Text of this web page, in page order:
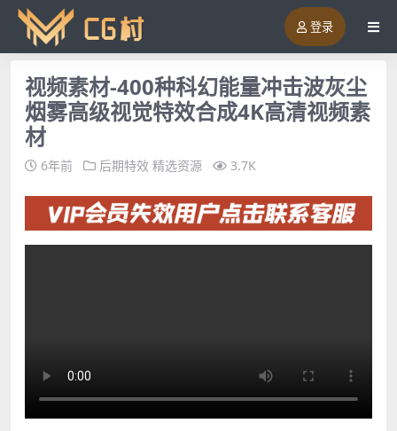
登录
视频素材-400种科幻能量冲击波灰尘
烟雾高级视觉特效合成4K高清视频素
材
6年前 后期特效 精选资源 3.7K